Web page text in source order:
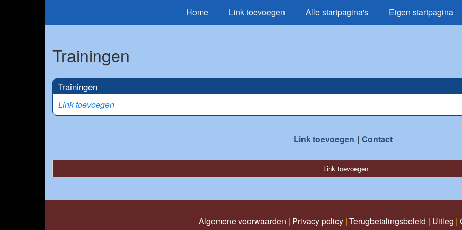
Home Link toevoegen Alle startpagina's Eigen startpagina
Trainingen
Trainingen
Link toevoegen
Link toevoegen Contact
Link toevoegen
Algemene voorwaarden | Privacy policy | Terugbetalingsbeleid | Uitleg |